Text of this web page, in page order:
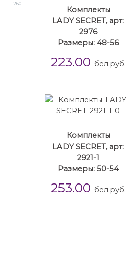
Комплекты
LADY SECRET, арт:
2976
Размеры: 48-56
223.00 бел.руб.
Комплекты
LADY SECRET, арт:
2921-1
Размеры: 50-54
253.00 бел.руб.
260